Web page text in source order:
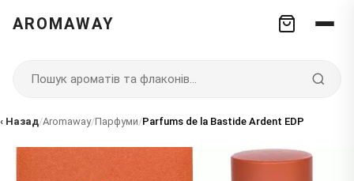
AROMAWAY
‹ Назад/Aromaway/Парфуми/Parfums de la Bastide Ardent EDP